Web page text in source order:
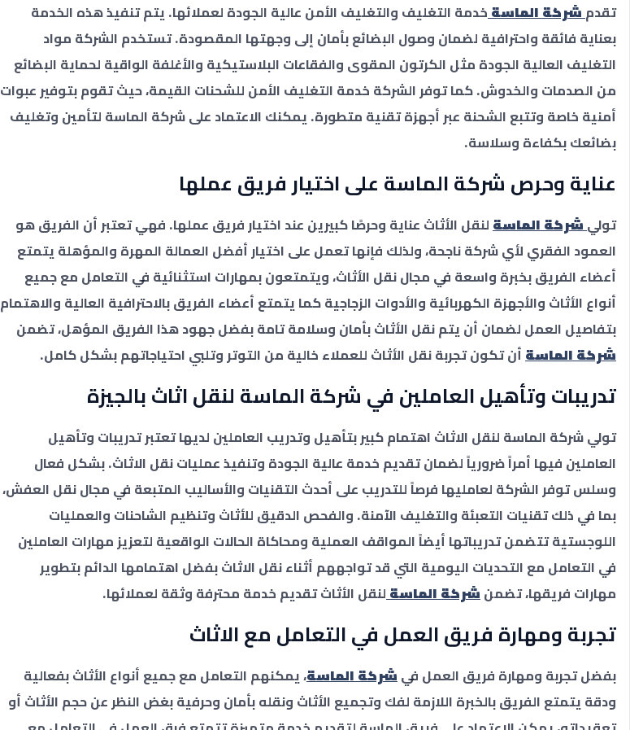
تقدم شركة الماسة خدمة التغليف والتغليف الأمن عالية الجودة لعملائها. يتم تنفيذ هذه الخدمة
بعناية فائقة واحترافية لضمان وصول البضائع بأمان إلى وجهتها المقصودة. تستخدم الشركة مواد
التغليف العالية الجودة مثل الكرتون المقوى والفقاعات البلاستيكية والأغلفة الواقية لحماية البضائع
من الصدمات والخدوش. كما توفر الشركة خدمة التغليف الأمن للشحنات القيمة، حيث تقوم بتوفير عبوات
أمنية خاصة وتتبع الشحنة عبر أجهزة تقنية متطورة. يمكنك الاعتماد على شركة الماسة لتأمين وتغليف
بضائعك بكفاءة وسلاسة.
عناية وحرص شركة الماسة على اختيار فريق عملها
تولي شركة الماسة لنقل الأثاث عناية وحرصًا كبيرين عند اختيار فريق عملها. فهي تعتبر أن الفريق هو
العمود الفقري لأي شركة ناجحة، ولذلك فإنها تعمل على اختيار أفضل العمالة المهرة والمؤهلة يتمتع
أعضاء الفريق بخبرة واسعة في مجال نقل الأثاث، ويتمتعون بمهارات استثنائية في التعامل مع جميع
أنواع الأثاث والأجهزة الكهربائية والأدوات الزجاجية كما يتمتع أعضاء الفريق بالاحترافية العالية والاهتمام
بتفاصيل العمل لضمان أن يتم نقل الأثاث بأمان وسلامة تامة بفضل جهود هذا الفريق المؤهل، تضمن
شركة الماسة أن تكون تجربة نقل الأثاث للعملاء خالية من التوتر وتلبي احتياجاتهم بشكل كامل.
تدريبات وتأهيل العاملين في شركة الماسة لنقل اثاث بالجيزة
تولي شركة الماسة لنقل الاثاث اهتمام كبير بتأهيل وتدريب العاملين لديها تعتبر تدريبات وتأهيل
العاملين فيها أمراً ضرورياً لضمان تقديم خدمة عالية الجودة وتنفيذ عمليات نقل الاثاث. بشكل فعال
وسلس توفر الشركة لعامليها فرصاً للتدريب على أحدث التقنيات والأساليب المتبعة في مجال نقل العفش،
بما في ذلك تقنيات التعبئة والتغليف الآمنة. والفحص الدقيق للأثاث وتنظيم الشاحنات والعمليات
اللوجستية تتضمن تدريباتها أيضاً المواقف العملية ومحاكاة الحالات الواقعية لتعزيز مهارات العاملين
في التعامل مع التحديات اليومية التي قد تواجههم أثناء نقل الاثاث بفضل اهتمامها الدائم بتطوير
مهارات فريقها، تضمن شركة الماسة لنقل الأثاث تقديم خدمة محترفة وثقة لعملائها.
تجربة ومهارة فريق العمل في التعامل مع الاثاث
بفضل تجربة ومهارة فريق العمل في شركة الماسة، يمكنهم التعامل مع جميع أنواع الأثاث بفعالية
ودقة يتمتع الفريق بالخبرة اللازمة لفك وتجميع الأثاث ونقله بأمان وحرفية بغض النظر عن حجم الأثاث أو